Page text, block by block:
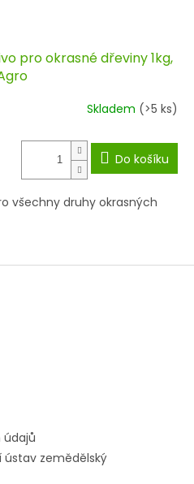
pro okrasné dřeviny 1kg,
Skladem (>5 ks)
Do košíku
všechny druhy okrasných
údajů
ústav zemědělský